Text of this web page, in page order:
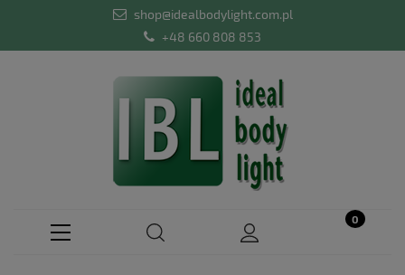
shop@idealbodylight.com.pl
+48 660 808 853